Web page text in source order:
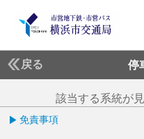
戻る 停
該当する系統が
免責事項